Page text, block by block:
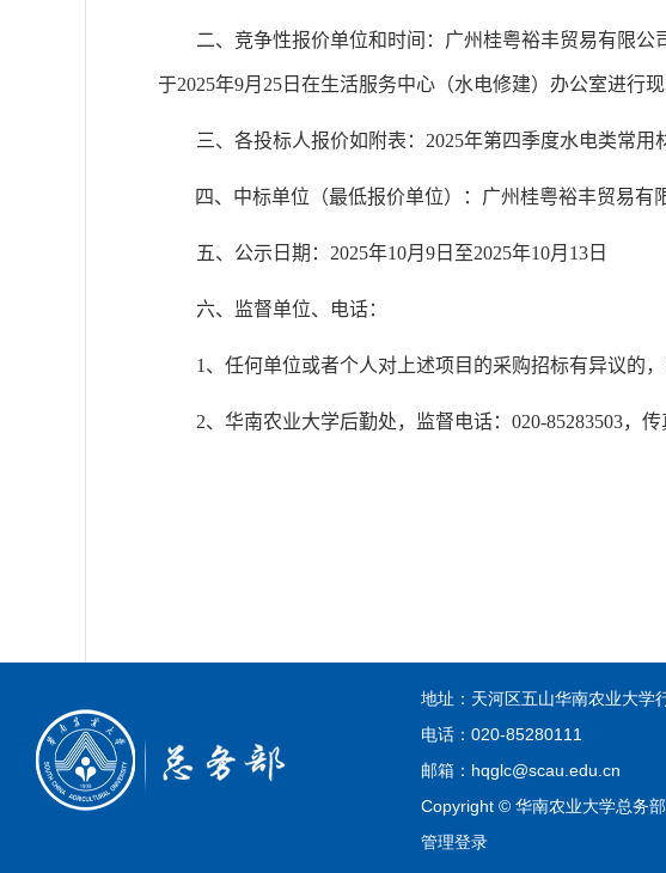
二、竞争性报价单位和时间： 广州桂粤裕丰贸易有限公
于2025年9月 25 日在生活服务中心（水电修建）办公室进行现
三、各投标人报价如附表： 2025年第四季度水电类常用
四、中标单位（最低报价单位）： 广州桂粤裕丰贸易有
五、公示日期： 2025年10月 9日至2025年10月 13日
六、监督单位、电话：
1 、任何单位或者个人对上述项目的采购招标有异议的
2、华南农业大学后勤处，监督电话： 020-85283503，传
生
地址：天河区五山华南农业大学
电话：020-85280111
邮箱：hqglc@scau.edu.cn
Copyright © 华南农业大学总
管理登录